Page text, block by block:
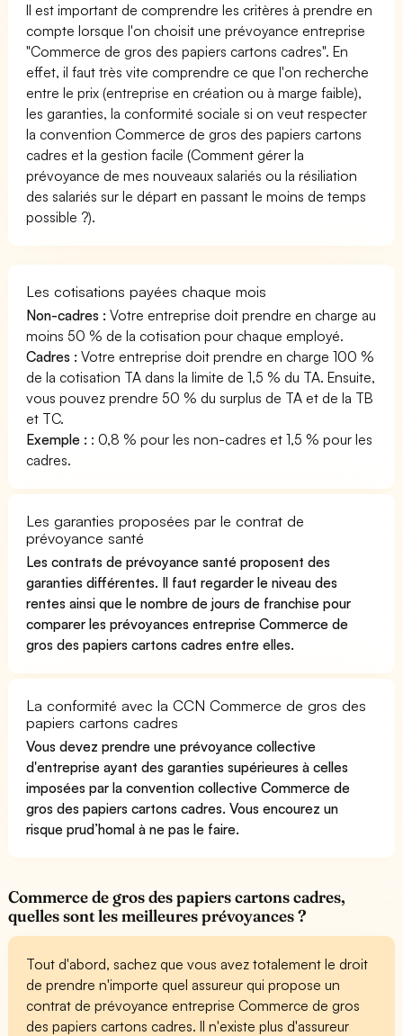
Il est important de comprendre les critères à prendre en
compte lorsque l'on choisit une prévoyance entreprise
"Commerce de gros des papiers cartons cadres". En
effet, il faut très vite comprendre ce que l'on recherche
entre le prix (entreprise en création ou à marge faible),
les garanties, la conformité sociale si on veut respecter
la convention Commerce de gros des papiers cartons
cadres et la gestion facile (Comment gérer la
prévoyance de mes nouveaux salariés ou la résiliation
des salariés sur le départ en passant le moins de temps
possible ?).
Les cotisations payées chaque mois
Non-cadres : Votre entreprise doit prendre en charge au
moins 50 % de la cotisation pour chaque employé.
Cadres : Votre entreprise doit prendre en charge 100 %
de la cotisation TA dans la limite de 1,5 % du TA. Ensuite,
vous pouvez prendre 50 % du surplus de TA et de la TB
et TC.
Exemple : : 0,8 % pour les non-cadres et 1,5 % pour les
cadres.
Les garanties proposées par le contrat de
prévoyance santé
Les contrats de prévoyance santé proposent des
garanties différentes. Il faut regarder le niveau des
rentes ainsi que le nombre de jours de franchise pour
comparer les prévoyances entreprise Commerce de
gros des papiers cartons cadres entre elles.
La conformité avec la CCN Commerce de gros des
papiers cartons cadres
Vous devez prendre une prévoyance collective
d'entreprise ayant des garanties supérieures à celles
imposées par la convention collective Commerce de
gros des papiers cartons cadres. Vous encourez un
risque prud’homal à ne pas le faire.
Commerce de gros des papiers cartons cadres,
quelles sont les meilleures prévoyances ?
Tout d'abord, sachez que vous avez totalement le droit
de prendre n'importe quel assureur qui propose un
contrat de prévoyance entreprise Commerce de gros
des papiers cartons cadres. Il n'existe plus d'assureur